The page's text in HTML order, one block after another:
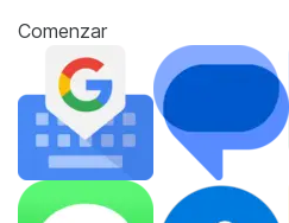
Comenzar